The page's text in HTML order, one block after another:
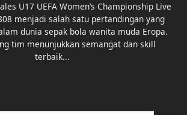
U17 UEFA Women’s Championship Live
menjadi salah satu pertandingan yang
dunia sepak bola wanita muda Eropa.
tim menunjukkan semangat dan skill
terbaik...